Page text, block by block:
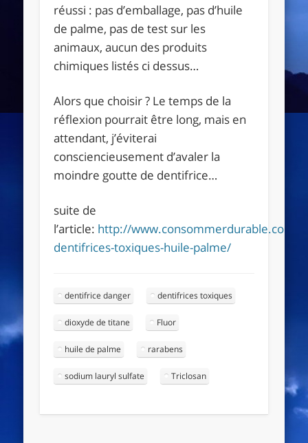
réussi : pas d’emballage, pas d’huile
de palme, pas de test sur les
animaux, aucun des produits
chimiques listés ci dessus…
Alors que choisir ? Le temps de la
réflexion pourrait être long, mais en
attendant, j’éviterai
consciencieusement d’avaler la
moindre goutte de dentifrice…
suite de
l’article: http://www.consommerdurable.com/
dentifrices-toxiques-huile-palme/
dentifrice danger dentifrices toxiques
dioxyde de titane Fluor
huile de palme rarabens
sodium lauryl sulfate Triclosan